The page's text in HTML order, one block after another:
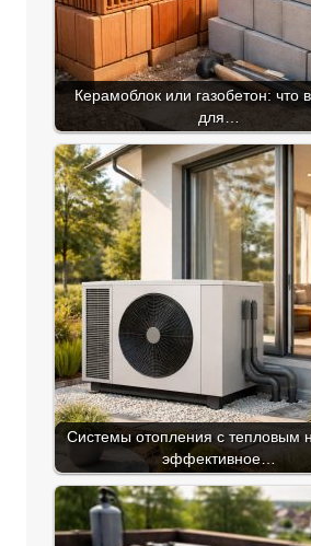
Керамоблок или газобетон: что
для…
Системы отопления с тепловым
эффективное…